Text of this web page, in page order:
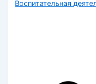
Воспитательная